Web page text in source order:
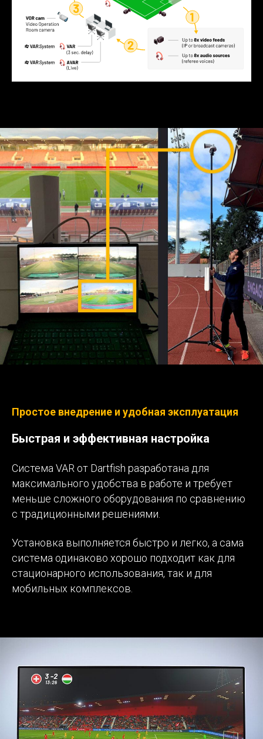
Простое внедрение и удобная эксплуатация
Быстрая и эффективная настройка
Система VAR от Dartfish разработана для
максимального удобства в работе и требует
меньше сложного оборудования по сравнению
с традиционными решениями.
Установка выполняется быстро и легко, а сама
система одинаково хорошо подходит как для
стационарного использования, так и для
мобильных комплексов.